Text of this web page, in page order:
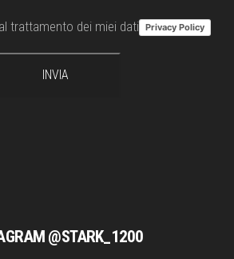
@STARK_1200
trattamento dei miei dati Privacy Policy